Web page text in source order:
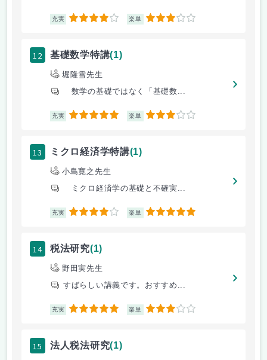
充実 4 楽単 3
12 基礎数学特講(1)
堀隆雪先生
数学の基礎ではなく「基礎数...
充実 5 楽単 3
13 ミクロ経済学特講(1)
小島寛之先生
ミクロ経済学の基礎と不確実...
充実 4 楽単 5
14 税法研究(1)
野田実先生
すばらしい講義です。おすすめ...
充実 5 楽単 3
15 法人税法研究(1)